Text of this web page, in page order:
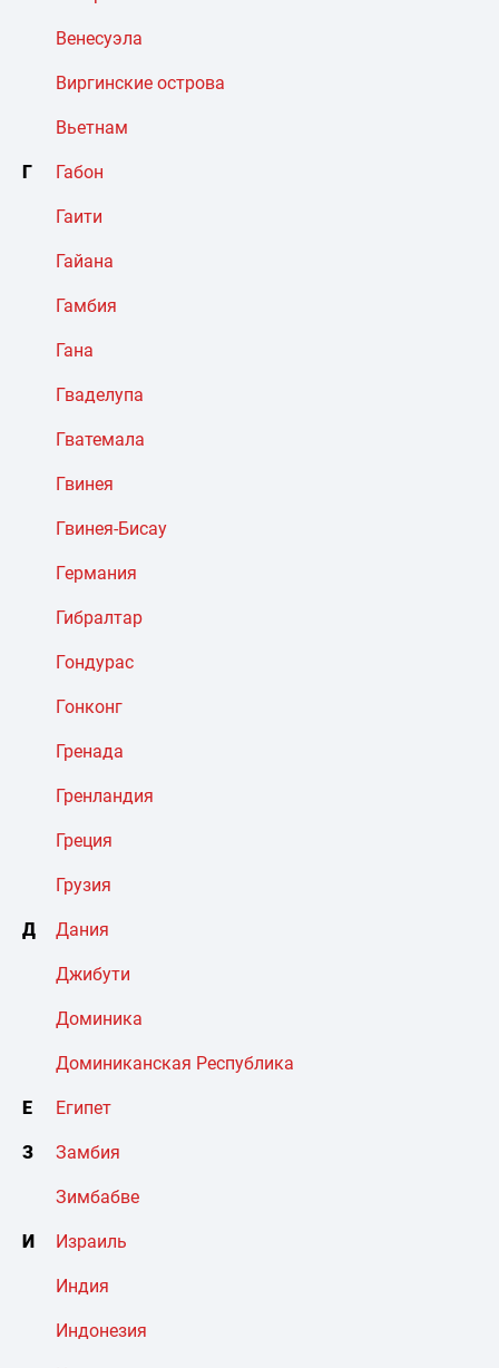
Венесуэла
Виргинские острова
Вьетнам
Г Габон
Гаити
Гайана
Гамбия
Гана
Гваделупа
Гватемала
Гвинея
Гвинея-Бисау
Германия
Гибралтар
Гондурас
Гонконг
Гренада
Гренландия
Греция
Грузия
Д Дания
Джибути
Доминика
Доминиканская Республика
Е Египет
З Замбия
Зимбабве
И Израиль
Индия
Индонезия